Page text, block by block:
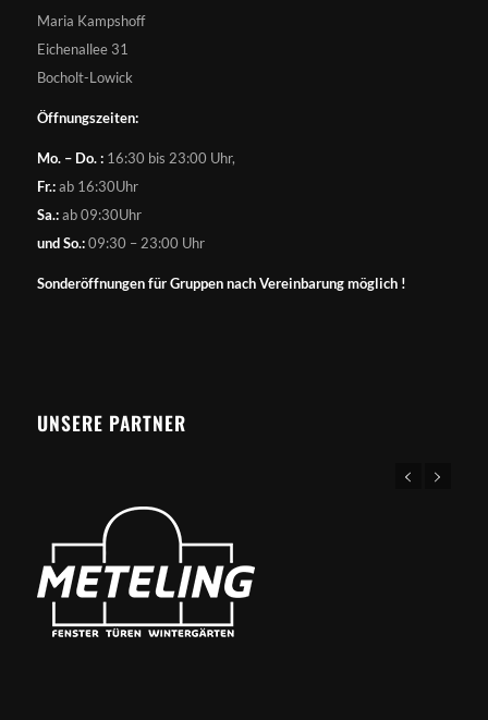
Maria Kampshoff
Eichenallee 31
Bocholt-Lowick
Öffnungszeiten:
Mo. – Do. :16:30 bis 23:00 Uhr,
Fr.:ab 16:30Uhr
Sa.:ab 09:30Uhr
und So.:09:30 – 23:00 Uhr
Sonderöffnungen für Gruppen nach Vereinbarung möglich !
UNSERE PARTNER